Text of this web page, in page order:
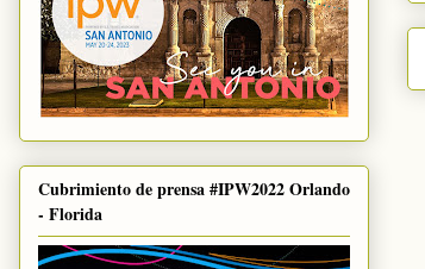
Cubrimiento de prensa #IPW2022 Orlando
- Florida